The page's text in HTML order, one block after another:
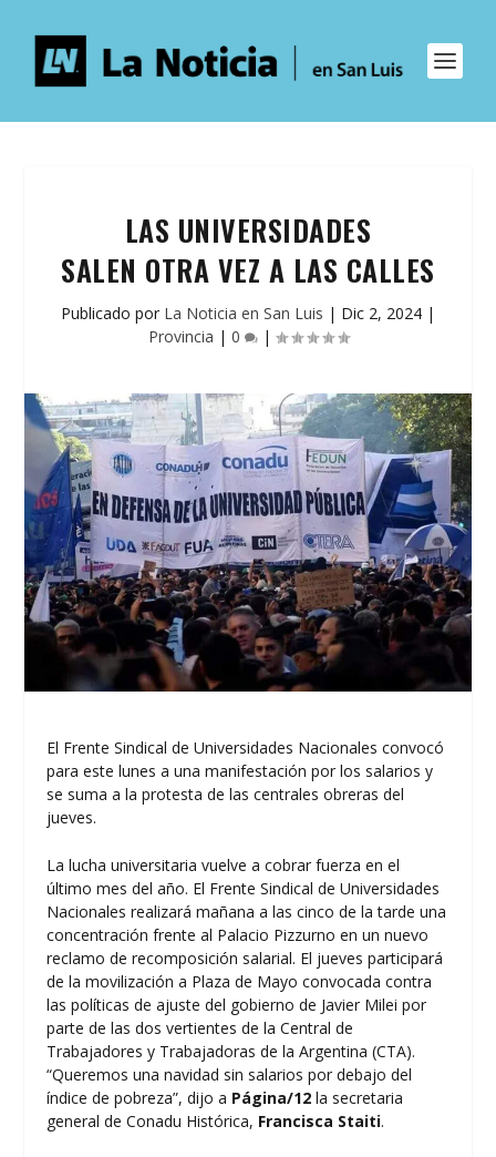
LAS UNIVERSIDADES
SALEN OTRA VEZ A LAS CALLES
Publicado por La Noticia en San Luis | Dic 2, 2024 |
Provincia | 0 |
El Frente Sindical de Universidades Nacionales convocó
para este lunes a una manifestación por los salarios y
se suma a la protesta de las centrales obreras del
jueves.
La lucha universitaria vuelve a cobrar fuerza en el
último mes del año. El Frente Sindical de Universidades
Nacionales realizará mañana a las cinco de la tarde una
concentración frente al Palacio Pizzurno en un nuevo
reclamo de recomposición salarial. El jueves participará
de la movilización a Plaza de Mayo convocada contra
las políticas de ajuste del gobierno de Javier Milei por
parte de las dos vertientes de la Central de
Trabajadores y Trabajadoras de la Argentina (CTA).
“Queremos una navidad sin salarios por debajo del
índice de pobreza”, dijo a Página/12la secretaria
general de Conadu Histórica, Francisca Staiti.